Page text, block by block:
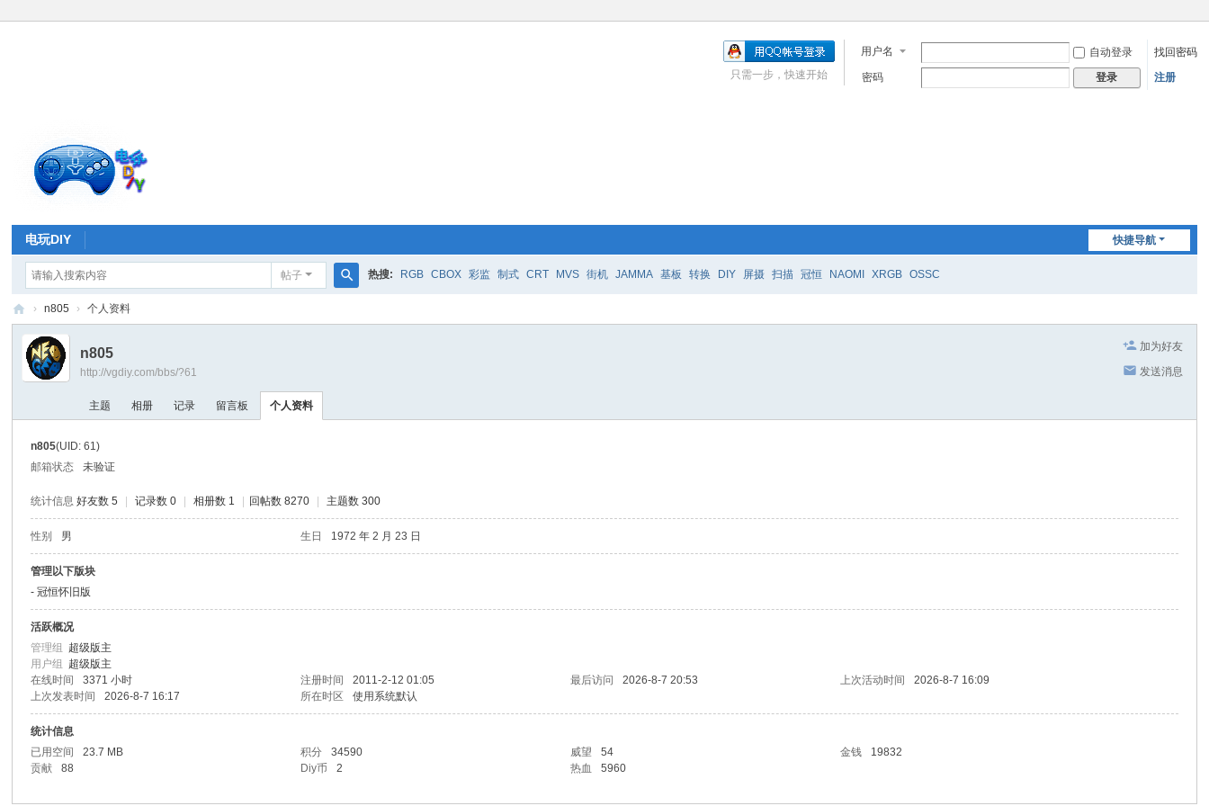
用户名 自动登录
找回密码
密码
登录 注册
只需一步，快速开始
快捷导航
电玩DIY
帖子
索
热搜: RGB CBOX 彩监 制式 CRT MVS 街机 JAMMA 基板 转换 DIY 屏摄 扫描 冠恒 NAOMI XRGB OSSC
电
玩
› n805 › 个人资料
加为好友
发送消息
n805
http://vgdiy.com/bbs/?61
主题 相册 记录 留言板 个人资料
n805(UID: 61)
邮箱状态
未验证
统计信息 好友数 5 记录数 0 相册数 1 回帖数 8270 主题数 300
性别 男 生日 1972 年 2 月 23 日
管理以下版块
- 冠恒怀旧版
活跃概况
管理组 超级版主
用户组 超级版主
在线时间
3371 小时 注册时间 2011-2-12 01:05 最后访问 2026-8-7 20:53 上次活动时间
2026-8-7 16:09
上次发表时间
2026-8-7 16:17 所在时区 使用系统默认
统计信息
已用空间
23.7 MB 积分 34590 威望 54 金钱
19832
贡献
88 Diy币 2 热血 5960